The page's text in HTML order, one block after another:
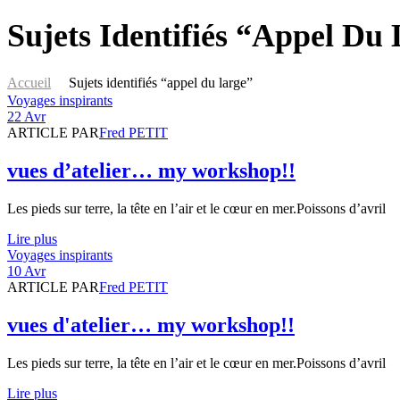
Sujets Identifiés “appel Du
Accueil
Sujets identifiés “appel du large”
Catégories
Voyages inspirants
22 Avr
ARTICLE PARFred PETIT
vues d’atelier… my workshop!!
Les pieds sur terre, la tête en l’air et le cœur en mer.Poissons d’avril
Lire plus
Catégories
Voyages inspirants
10 Avr
ARTICLE PARFred PETIT
vues d'atelier… my workshop!!
Les pieds sur terre, la tête en l’air et le cœur en mer.Poissons d’avril
Lire plus